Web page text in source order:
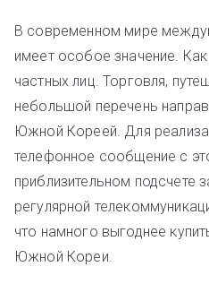
В современном мире
имеет особое значение.
частных лиц. Торговля,
небольшой перечень
Южной Кореей. Для
телефонное сообщение с
приблизительном подсчете
регулярной
что намного выгоднее
Южной Кореи.